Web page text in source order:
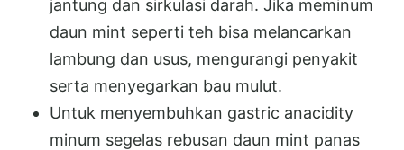
jantung dan sirkulasi darah. Jika meminum
daun mint seperti teh bisa melancarkan
lambung dan usus, mengurangi penyakit
serta menyegarkan bau mulut.
Untuk menyembuhkan gastric anacidity
minum segelas rebusan daun mint panas